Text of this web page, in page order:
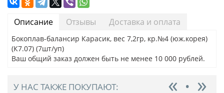
Описание Отзывы Доставка и оплата
Бокоплав-балансир Карасик, вес 7,2гр, кр.№4 (юж.корея)
(К7.07) (7шт/уп)
Ваш общий заказ должен быть не менее 10 000 рублей.
У НАС ТАКЖЕ ПОКУПАЮТ: